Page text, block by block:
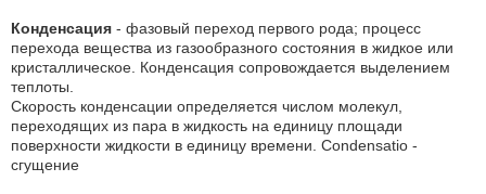
Конденсация - фазовый переход первого рода; процесс
перехода вещества из газообразного состояния в жидкое или
кристаллическое. Конденсация сопровождается выделением
теплоты.
Скорость конденсации определяется числом молекул,
переходящих из пара в жидкость на единицу площади
поверхности жидкости в единицу времени. Condensatio -
сгущение